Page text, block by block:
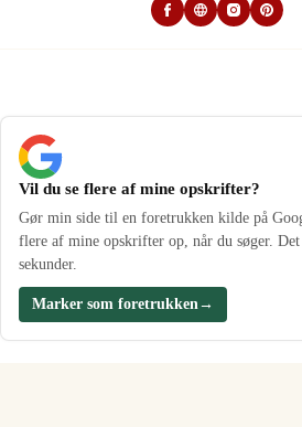
Vil du se flere af mine opskrifter?
Gør min side til en foretrukken kilde på
flere af mine opskrifter op, når du søger.
sekunder.
Marker som foretrukken →